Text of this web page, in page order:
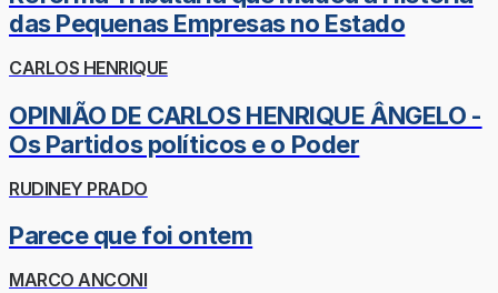
das Pequenas Empresas no Estado
CARLOS HENRIQUE
OPINIÃO DE CARLOS HENRIQUE ÂNGELO -
Os Partidos políticos e o Poder
RUDINEY PRADO
Parece que foi ontem
MARCO ANCONI